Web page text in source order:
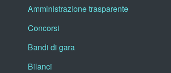
Amministrazione trasparente
Concorsi
Bandi di gara
Bilanci